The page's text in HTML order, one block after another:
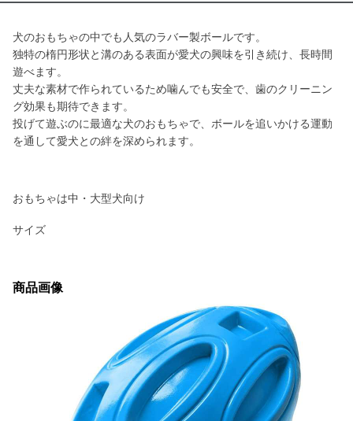
犬のおもちゃの中でも人気のラバー製ボールです。
独特の楕円形状と溝のある表面が愛犬の興味を引き続け、長時間
遊べます。
丈夫な素材で作られているため噛んでも安全で、歯のクリーニン
グ効果も期待できます。
投げて遊ぶのに最適な犬のおもちゃで、ボールを追いかける運動
を通して愛犬との絆を深められます。
おもちゃは中・大型犬向け
サイズ
商品画像